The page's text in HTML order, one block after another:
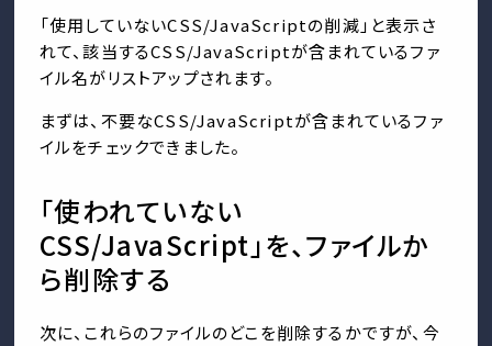
「使用していないCSS/JavaScriptの削減」と表示さ
れて、該当するCSS/JavaScriptが含まれているファ
イル名がリストアップされます。
まずは、不要なCSS/JavaScriptが含まれているファ
イルをチェックできました。
「使われていない
CSS/JavaScript」を、ファイルか
ら削除する
次に、これらのファイルのどこを削除するかですが、今